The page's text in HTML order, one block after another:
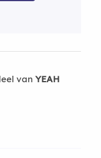
van YEAH